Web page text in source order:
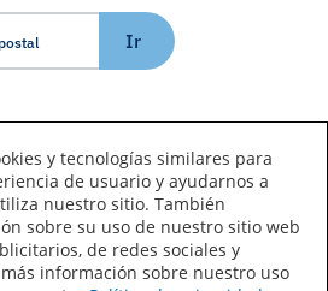
Ir
y tecnologías similares para
de usuario y ayudarnos a
nuestro sitio. También
sobre su uso de nuestro sitio web
de redes sociales y
información sobre nuestro uso